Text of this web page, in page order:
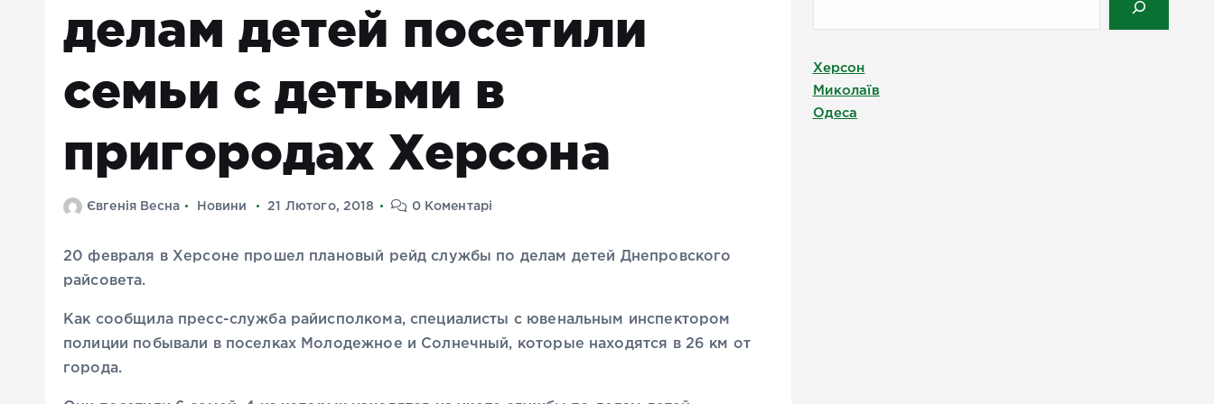
делам детей посетили
семьи с детьми в
пригородах Херсона
Євгенія Весна Новини 21 Лютого, 2018 0 Коментарі
20 февраля в Херсоне прошел плановый рейд службы по делам детей Днепровского
райсовета.
Как сообщила пресс-служба райисполкома, специалисты с ювенальным инспектором
полиции побывали в поселках Молодежное и Солнечный, которые находятся в 26 км от
города.
Херсон
Миколаїв
Одеса